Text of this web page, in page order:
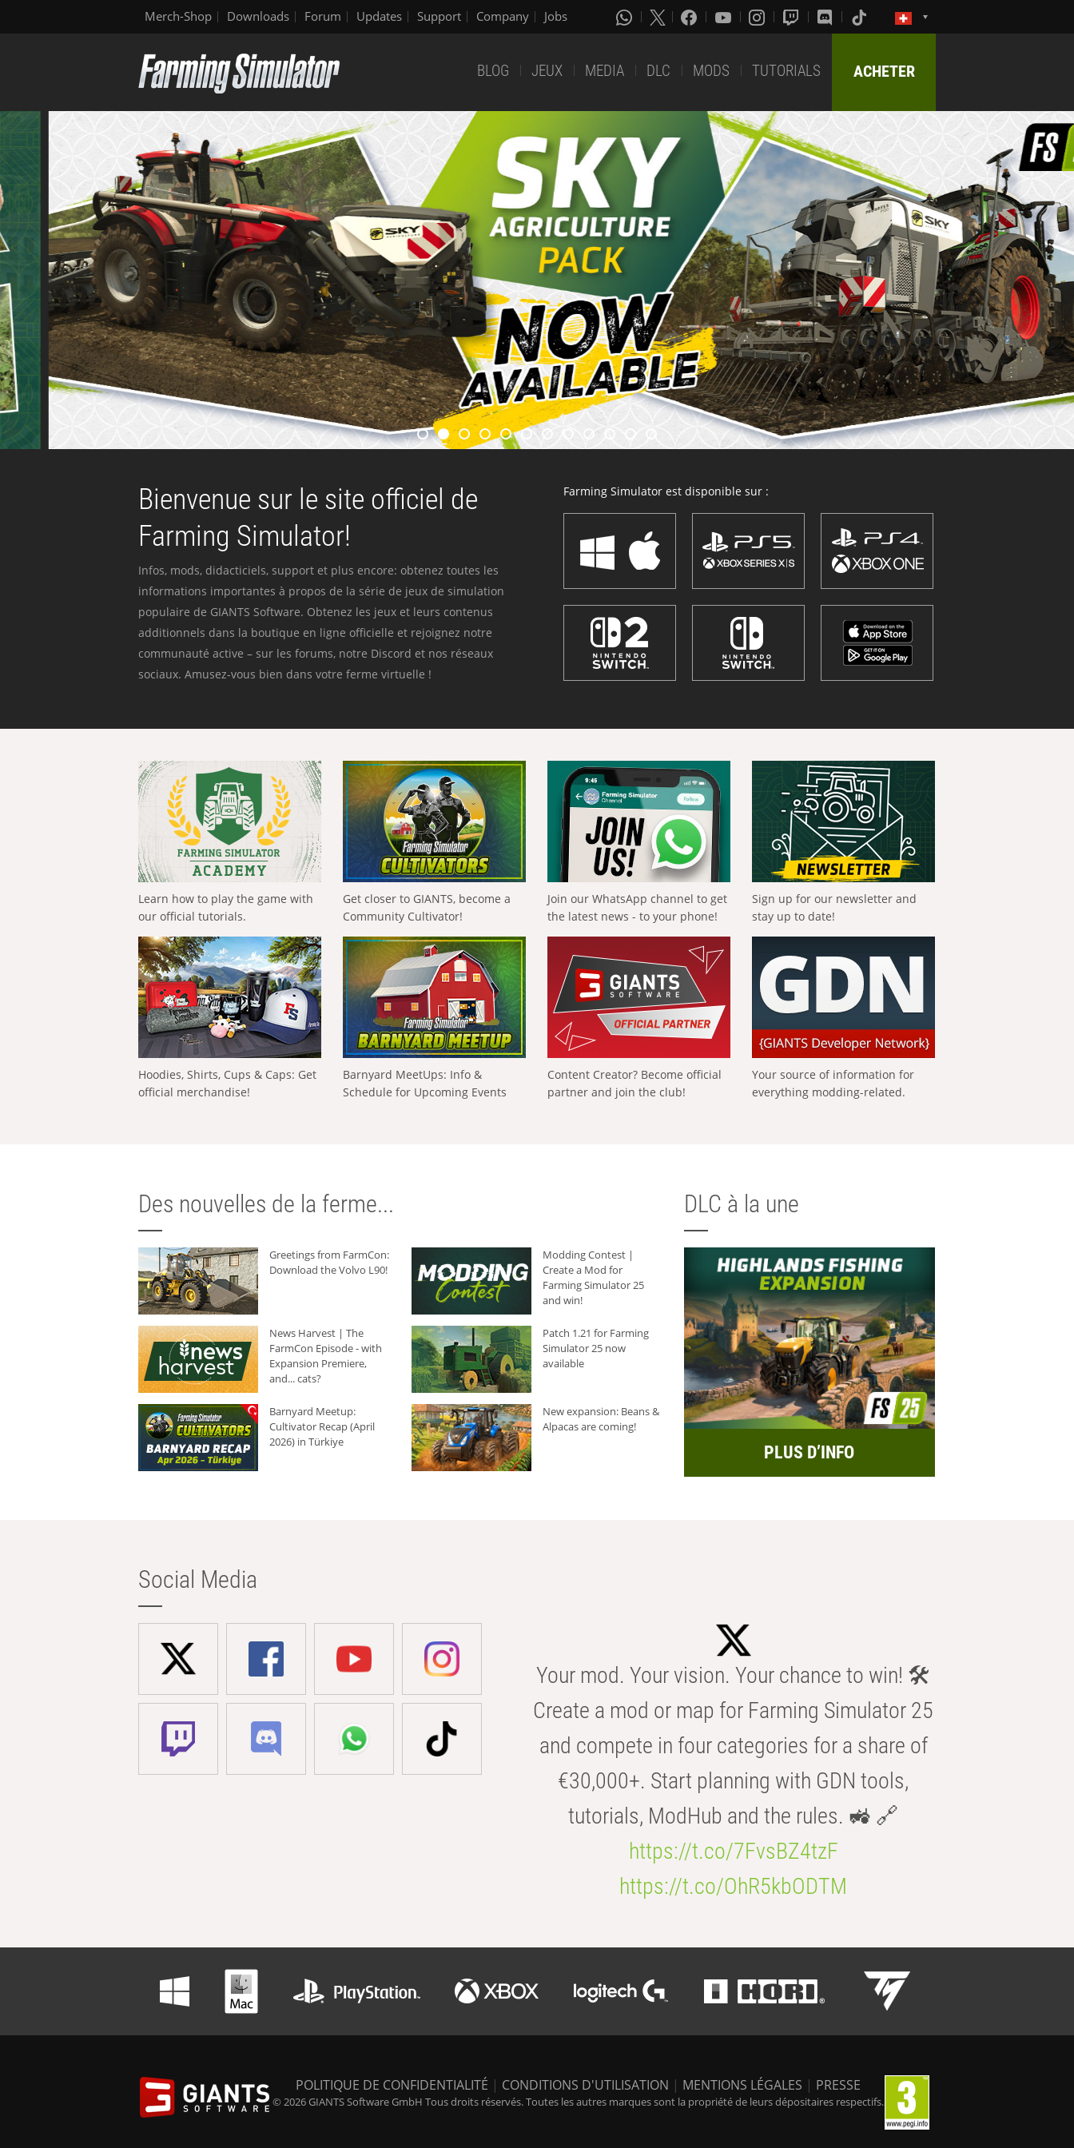
Merch-Shop Downloads Forum Updates Support Company Jobs
BLOG JEUX MEDIA DLC MODS TUTORIALS ACHETER
Bienvenue sur le site officiel de
Farming Simulator!
Infos, mods, didacticiels, support et plus encore: obtenez toutes les
informations importantes à propos de la série de jeux de simulation
populaire de GIANTS Software. Obtenez les jeux et leurs contenus
additionnels dans la boutique en ligne officielle et rejoignez notre
communauté active – sur les forums, notre Discord et nos réseaux
sociaux. Amusez-vous bien dans votre ferme virtuelle !
Farming Simulator est disponible sur :
Learn how to play the game with
our official tutorials.
Get closer to GIANTS, become a
Community Cultivator!
Join our WhatsApp channel to get
the latest news - to your phone!
Sign up for our newsletter and
stay up to date!
Hoodies, Shirts, Cups & Caps: Get
official merchandise!
Barnyard MeetUps: Info &
Schedule for Upcoming Events
Content Creator? Become official
partner and join the club!
Your source of information for
everything modding-related.
Des nouvelles de la ferme...
Greetings from FarmCon:
Download the Volvo L90!
Modding Contest |
Create a Mod for
Farming Simulator 25
and win!
News Harvest | The
FarmCon Episode - with
Expansion Premiere,
and... cats?
Patch 1.21 for Farming
Simulator 25 now
available
Barnyard Meetup:
Cultivator Recap (April
2026) in Türkiye
New expansion: Beans &
Alpacas are coming!
DLC à la une
PLUS D’INFO
Social Media
Your mod. Your vision. Your chance to win! 🛠️
Create a mod or map for Farming Simulator 25
and compete in four categories for a share of
€30,000+. Start planning with GDN tools,
tutorials, ModHub and the rules. 🚜 🔗
https://t.co/7FvsBZ4tzF
https://t.co/OhR5kbODTM
POLITIQUE DE CONFIDENTIALITÉ | CONDITIONS D'UTILISATION | MENTIONS LÉGALES | PRESSE
© 2026 GIANTS Software GmbH Tous droits réservés. Toutes les autres marques sont la propriété de leurs dépositaires respectifs.